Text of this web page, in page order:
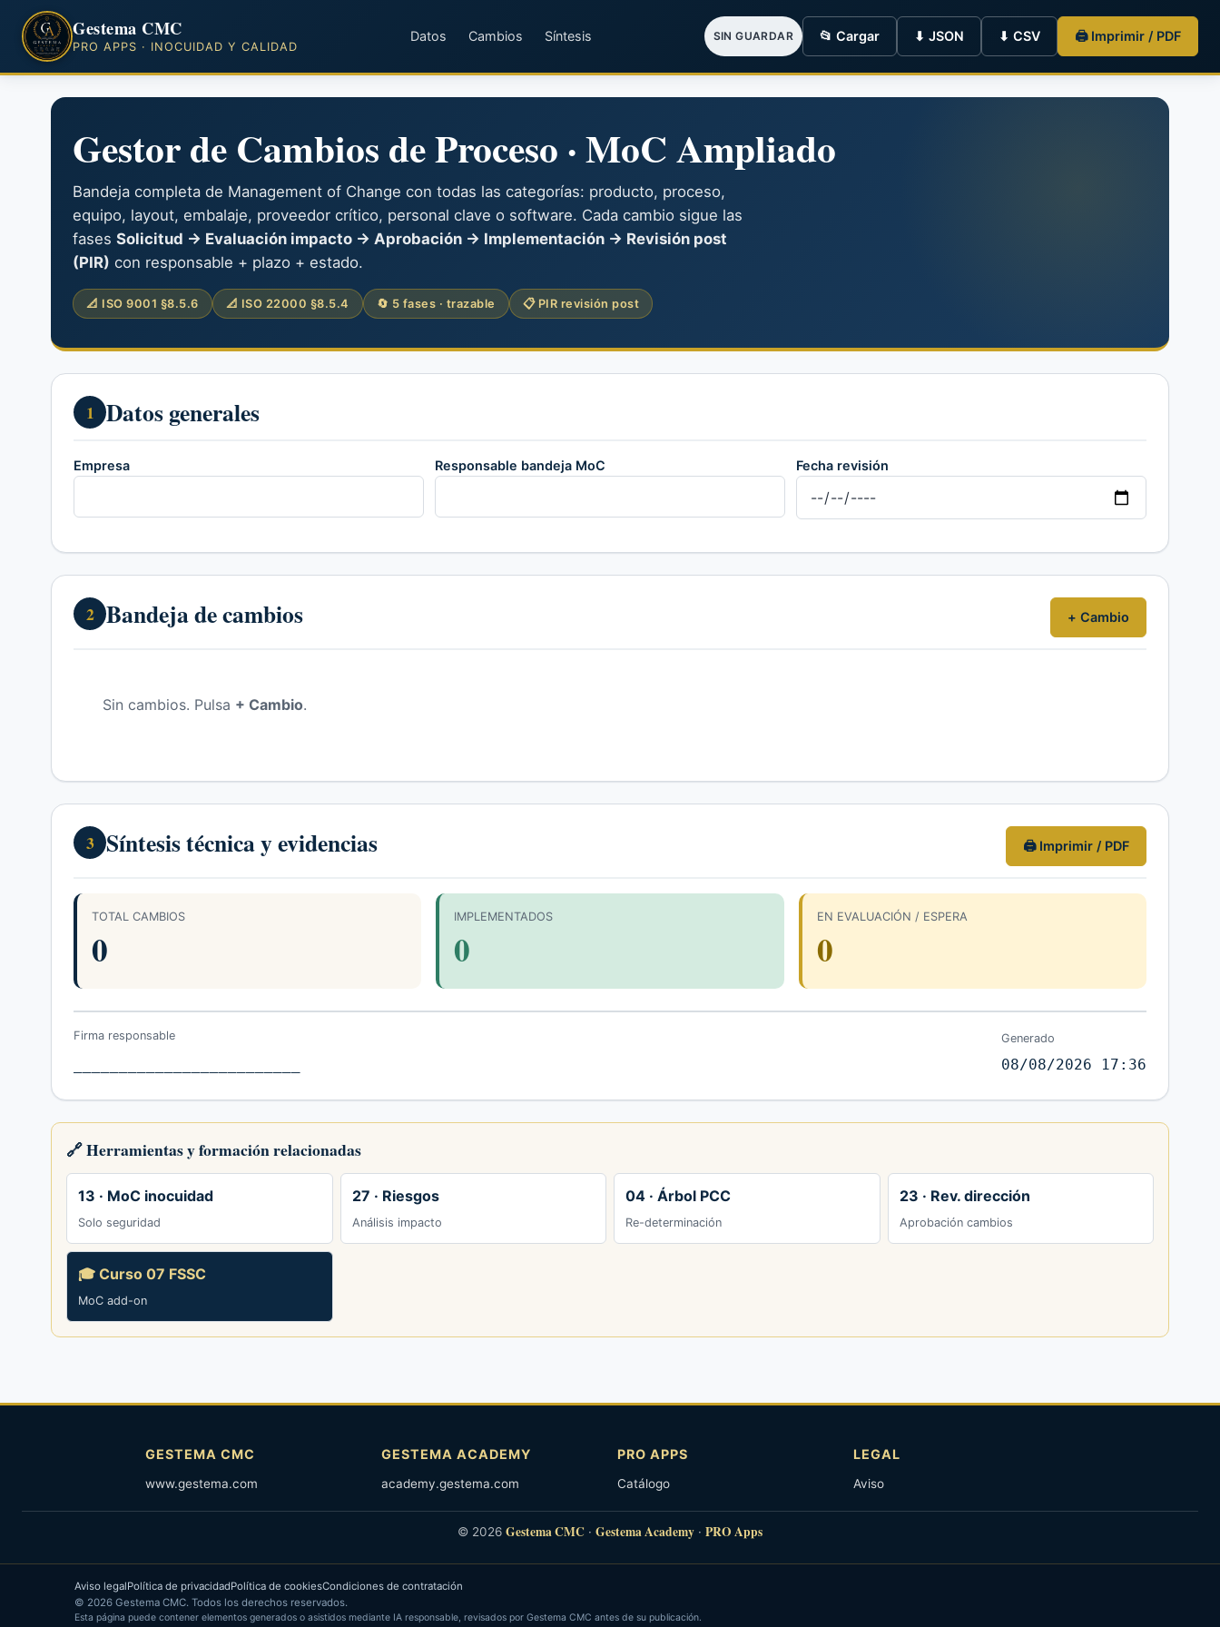
Gestema CMC
PRO APPS · INOCUIDAD Y CALIDAD
Datos Cambios Síntesis SIN GUARDAR 📂 Cargar ⬇ JSON ⬇ CSV 🖨 Imprimir / PDF
Gestor de Cambios de Proceso · MoC Ampliado
Bandeja completa de Management of Change con todas las categorías: producto, proceso,
equipo, layout, embalaje, proveedor crítico, personal clave o software. Cada cambio sigue las
fases Solicitud → Evaluación impacto → Aprobación → Implementación → Revisión post
(PIR) con responsable + plazo + estado.
📐 ISO 9001 §8.5.6 📐 ISO 22000 §8.5.4 🔄 5 fases · trazable 📋 PIR revisión post
1 Datos generales
Empresa Responsable bandeja MoC Fecha revisión
2 Bandeja de cambios + Cambio
Sin cambios. Pulsa + Cambio.
3 Síntesis técnica y evidencias 🖨 Imprimir / PDF
TOTAL CAMBIOS
0
IMPLEMENTADOS
0
EN EVALUACIÓN / ESPERA
0
Firma responsable Generado
08/08/2026 17:36
🔗 Herramientas y formación relacionadas
13 · MoC inocuidad
Solo seguridad
27 · Riesgos
Análisis impacto
04 · Árbol PCC
Re-determinación
23 · Rev. dirección
Aprobación cambios
🎓 Curso 07 FSSC
MoC add-on
GESTEMA CMC
www.gestema.com
GESTEMA ACADEMY
academy.gestema.com
PRO APPS
Catálogo
LEGAL
Aviso
© 2026 Gestema CMC · Gestema Academy · PRO Apps
Aviso legalPolítica de privacidadPolítica de cookiesCondiciones de contratación
© 2026 Gestema CMC. Todos los derechos reservados.
Esta página puede contener elementos generados o asistidos mediante IA responsable, revisados por Gestema CMC antes de su publicación.